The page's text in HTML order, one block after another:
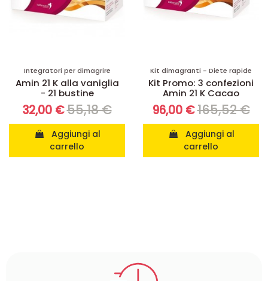
Integratori per dimagrire
Amin 21 K alla vaniglia
- 21 bustine
32,00 €55,18 €
carrello
Kit dimagranti - Diete rapide
Kit Promo: 3 confezioni
Amin 21 K Cacao
96,00 €165,52 €
carrello